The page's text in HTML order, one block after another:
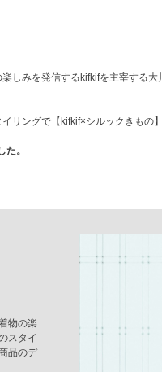
しみを発信するkifkifを主宰する
リングで【kifkif×シルックきもの
。
物の楽
スタイ
品のデ